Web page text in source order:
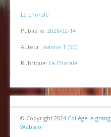
La chorale
Publié le: 2026-02-14
Auteur: Joanne T (5C)
Rubrique: La Chorale
© Copyright 2024 Collège la
Websco